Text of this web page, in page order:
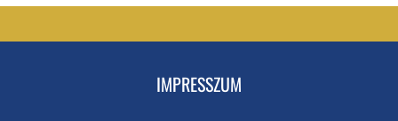
IMPRESSZUM